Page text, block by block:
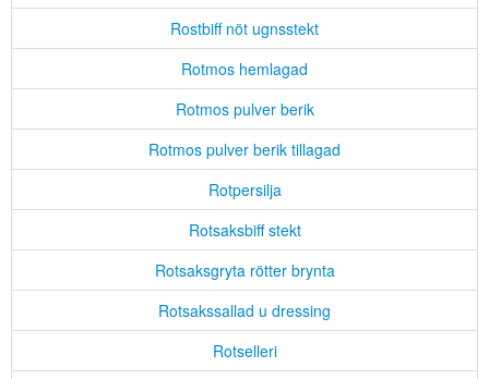
Rostbiff nöt ugnsstekt
Rotmos hemlagad
Rotmos pulver berik
Rotmos pulver berik tillagad
Rotpersilja
Rotsaksbiff stekt
Rotsaksgryta rötter brynta
Rotsakssallad u dressing
Rotselleri